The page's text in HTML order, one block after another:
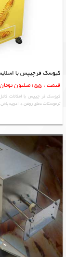
کیوسک فرچیپس با
قیمت : 155میلیون تومان
کیوسک فر چیپس با امکانات
ترموستات دمای روغن + ادویه پاش + روغن